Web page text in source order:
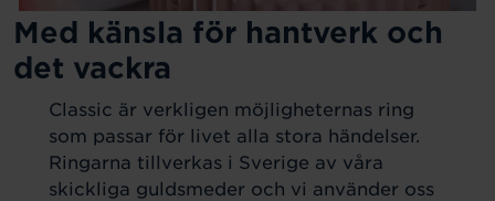
Med känsla för hantverk och
det vackra
Classic är verkligen möjligheternas ring
som passar för livet alla stora händelser.
Ringarna tillverkas i Sverige av våra
skickliga guldsmeder och vi använder oss